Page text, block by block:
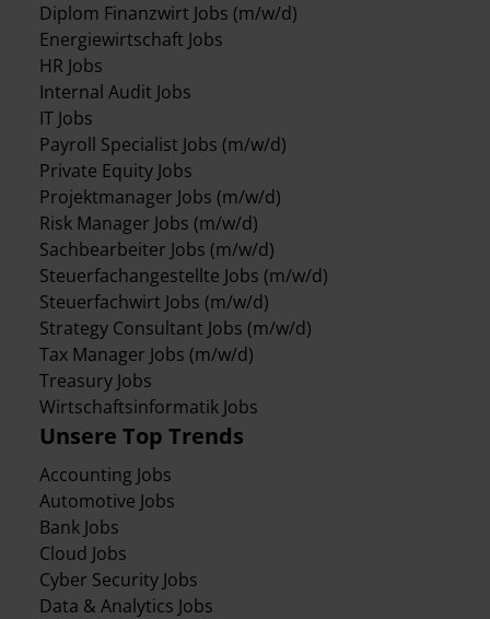
Unsere Top Trends
Accounting Jobs
Automotive Jobs
Bank Jobs
Cloud Jobs
Cyber Security Jobs
Data & Analytics Jobs
Diplom Finanzwirt Jobs (m/w/d)
Energiewirtschaft Jobs
HR Jobs
Internal Audit Jobs
IT Jobs
Payroll Specialist Jobs (m/w/d)
Private Equity Jobs
Projektmanager Jobs (m/w/d)
Risk Manager Jobs (m/w/d)
Sachbearbeiter Jobs (m/w/d)
Steuerfachangestellte Jobs (m/w/d)
Steuerfachwirt Jobs (m/w/d)
Strategy Consultant Jobs (m/w/d)
Tax Manager Jobs (m/w/d)
Treasury Jobs
Wirtschaftsinformatik Jobs